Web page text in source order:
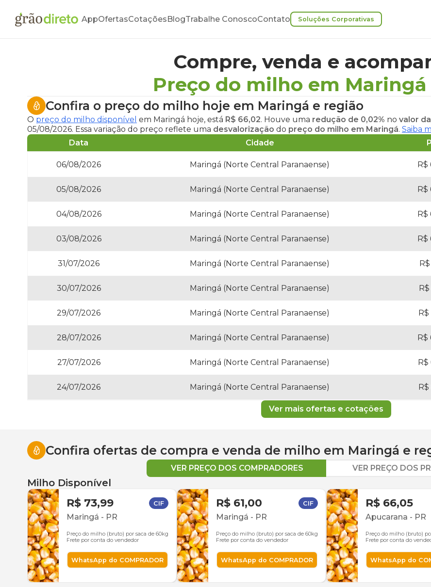
AppOfertasCotaçõesBlogTrabalhe ConoscoContato Soluções Corporativas
Compre, venda e
Preço do milho em Maringá
Confira o preço do milho hoje em Maringá e região
O preço do milho disponível em Maringá hoje, está R$ 66,02. Houve uma redução de 0,02% no valor
05/08/2026. Essa variação do preço reflete uma desvalorização do preço do milho em Maringá. Saiba
Data
Cidade
06/08/2026 Maringá (Norte Central Paranaense) R$
05/08/2026 Maringá (Norte Central Paranaense) R$
04/08/2026 Maringá (Norte Central Paranaense) R$
03/08/2026 Maringá (Norte Central Paranaense) R$
31/07/2026 Maringá (Norte Central Paranaense) R$
30/07/2026 Maringá (Norte Central Paranaense) R$
29/07/2026 Maringá (Norte Central Paranaense) R$
28/07/2026 Maringá (Norte Central Paranaense) R$
27/07/2026 Maringá (Norte Central Paranaense) R$
24/07/2026 Maringá (Norte Central Paranaense) R$
Ver mais ofertas e cotações
Confira ofertas de compra e venda de milho em Maringá e
VER PREÇO DOS COMPRADORES VER PREÇO DOS
Milho Disponível
R$ 73,99 CIF
Maringá - PR
Preço do milho (bruto) por saca de 60kg
Frete por conta do vendedor
WhatsApp do COMPRADOR
R$ 61,00 CIF
Maringá - PR
Preço do milho (bruto) por saca de 60kg
Frete por conta do vendedor
WhatsApp do COMPRADOR
R$ 66,05
Apucarana - PR
Preço do milho (bruto)
Frete por conta do
WhatsApp do